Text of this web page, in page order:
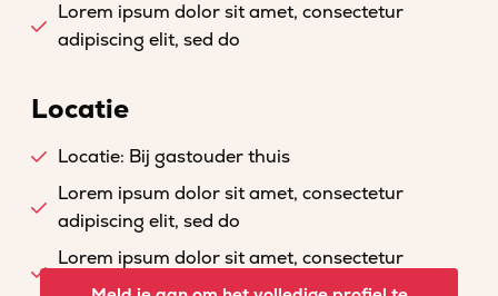
Lorem ipsum dolor sit amet, consectetur
adipiscing elit, sed do
Locatie
Locatie: Bij gastouder thuis
Lorem ipsum dolor sit amet, consectetur
adipiscing elit, sed do
Lorem ipsum dolor sit amet, consectetur
adipiscing elit, sed do